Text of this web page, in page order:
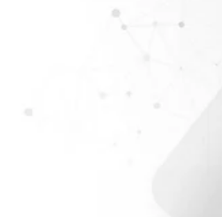
développée par le Département BIM & SIG,
transforme vos archives en une base